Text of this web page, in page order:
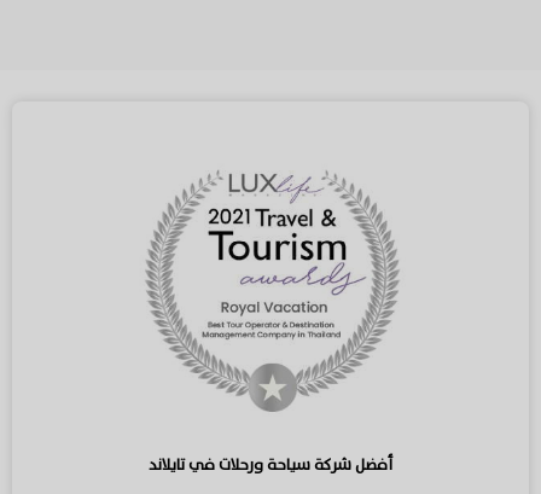
أفضل شركة سياحة ورحلات في تايلاند